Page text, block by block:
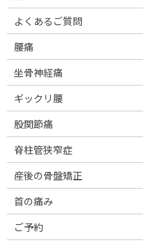
よくあるご質問
腰痛
坐骨神経痛
ギックリ腰
股関節痛
脊柱管狭窄症
産後の骨盤矯正
首の痛み
ご予約